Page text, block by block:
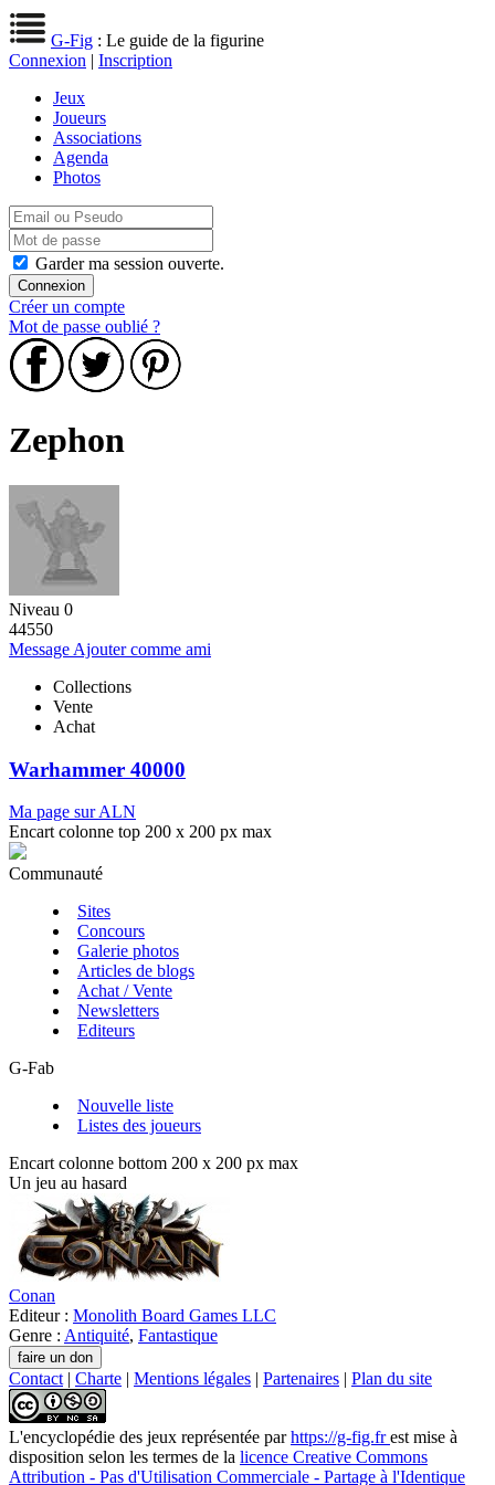
G-Fig : Le guide de la figurine
Connexion | Inscription
Jeux
Joueurs
Associations
Agenda
Photos
Garder ma session ouverte.
Créer un compte
Mot de passe oublié ?
Zephon
Niveau 0
44550
Message Ajouter comme ami
Collections
Vente
Achat
Warhammer 40000
Ma page sur ALN
Encart colonne top 200 x 200 px max
Communauté
Sites
Concours
Galerie photos
Articles de blogs
Achat / Vente
Newsletters
Editeurs
G-Fab
Nouvelle liste
Listes des joueurs
Encart colonne bottom 200 x 200 px max
Un jeu au hasard
Conan
Editeur : Monolith Board Games LLC
Genre : Antiquité, Fantastique
Contact | Charte | Mentions légales | Partenaires | Plan du site
L'encyclopédie des jeux représentée parhttps://g-fig.frest mise à
disposition selon les termes de la licence Creative Commons
Attribution - Pas d'Utilisation Commerciale - Partage à l'Identique